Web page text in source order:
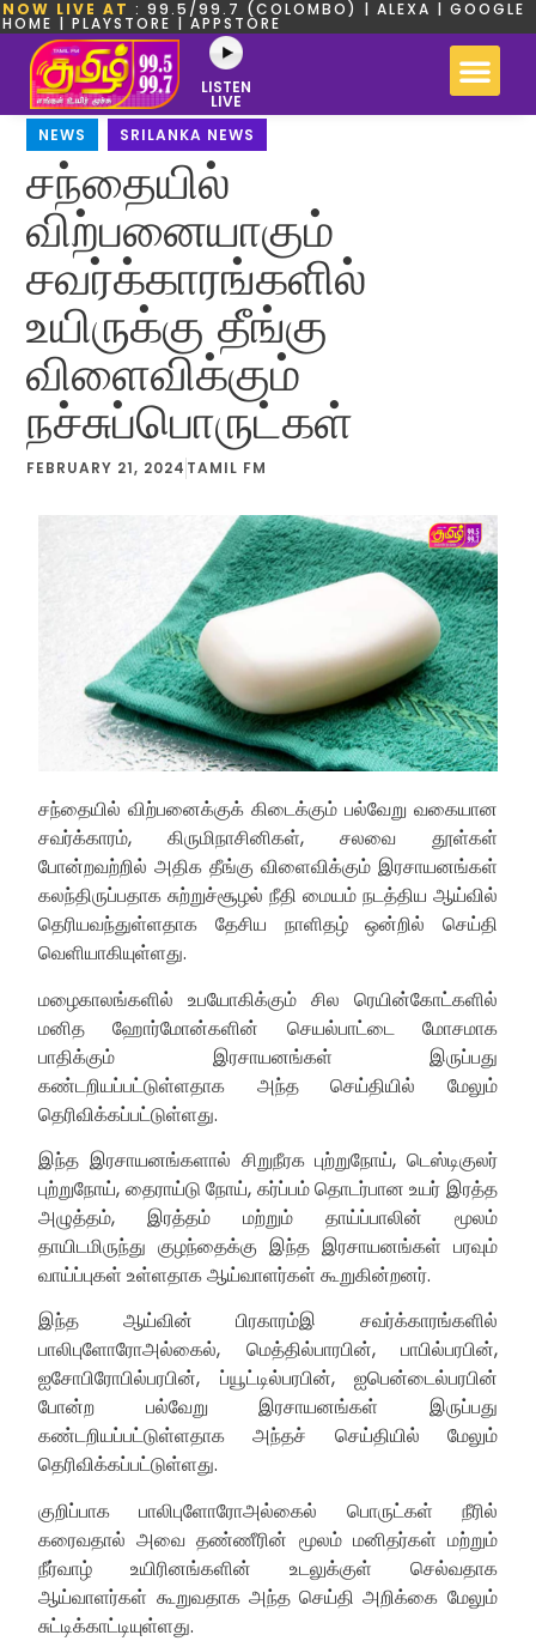
NOW LIVE AT : 99.5/99.7 (COLOMBO) | ALEXA | GOOGLE
HOME | PLAYSTORE | APPSTORE
LISTEN
LIVE
NEWS
SRILANKA NEWS
சந்தையில்
விற்பனையாகும்
சவர்க்காரங்களில்
உயிருக்கு தீங்கு
விளைவிக்கும்
நச்சுப்பொருட்கள்
FEBRUARY 21, 2024 TAMIL FM
சந்தையில் விற்பனைக்குக் கிடைக்கும் பல்வேறு வகையான
சவர்க்காரம், கிருமிநாசினிகள், சலவை தூள்கள்
போன்றவற்றில் அதிக தீங்கு விளைவிக்கும் இரசாயனங்கள்
கலந்திருப்பதாக சுற்றுச்சூழல் நீதி மையம் நடத்திய ஆய்வில்
தெரியவந்துள்ளதாக தேசிய நாளிதழ் ஒன்றில் செய்தி
வெளியாகியுள்ளது.
மழைகாலங்களில் உபயோகிக்கும் சில ரெயின்கோட்களில்
மனித ஹோர்மோன்களின் செயல்பாட்டை மோசமாக
பாதிக்கும் இரசாயனங்கள் இருப்பது
கண்டறியப்பட்டுள்ளதாக அந்த செய்தியில் மேலும்
தெரிவிக்கப்பட்டுள்ளது.
இந்த இரசாயனங்களால் சிறுநீரக புற்றுநோய், டெஸ்டிகுலர்
புற்றுநோய், தைராய்டு நோய், கர்ப்பம் தொடர்பான உயர் இரத்த
அழுத்தம், இரத்தம் மற்றும் தாய்ப்பாலின் மூலம்
தாயிடமிருந்து குழந்தைக்கு இந்த இரசாயனங்கள் பரவும்
வாய்ப்புகள் உள்ளதாக ஆய்வாளர்கள் கூறுகின்றனர்.
இந்த ஆய்வின் பிரகாரம்இ சவர்க்காரங்களில்
பாலிபுளோரோஅல்கைல், மெத்தில்பாரபின், பாபில்பரபின்,
ஐசோபிரோபில்பரபின், ப்யூட்டில்பரபின், ஐபென்டைல்பரபின்
போன்ற பல்வேறு இரசாயனங்கள் இருப்பது
கண்டறியப்பட்டுள்ளதாக அந்தச் செய்தியில் மேலும்
தெரிவிக்கப்பட்டுள்ளது.
குறிப்பாக பாலிபுளோரோஅல்கைல் பொருட்கள் நீரில்
கரைவதால் அவை தண்ணீரின் மூலம் மனிதர்கள் மற்றும்
நீர்வாழ் உயிரினங்களின் உடலுக்குள் செல்வதாக
ஆய்வாளர்கள் கூறுவதாக அந்த செய்தி அறிக்கை மேலும்
சுட்டிக்காட்டியுள்ளது.